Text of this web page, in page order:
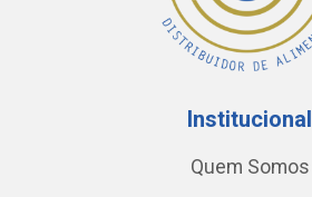
Institucional
Quem Somos